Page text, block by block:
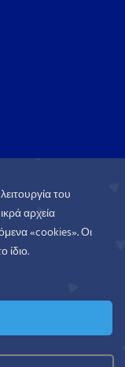
Χρήσης
του
αρχεία
«cookies». Οι
ίδιο.